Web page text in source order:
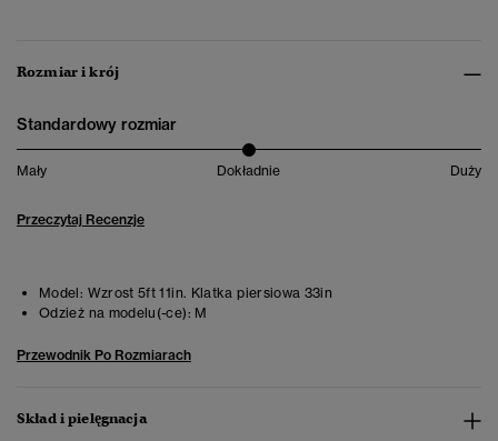
Rozmiar i krój
Standardowy rozmiar
Mały Dokładnie Duży
Przeczytaj Recenzje
Model: Wzrost 5ft 11in. Klatka piersiowa 33in
Odzież na modelu(-ce): M
Przewodnik Po Rozmiarach
Skład i pielęgnacja